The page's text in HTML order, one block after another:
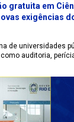
gratuita em
exigências
de universidades
auditoria,